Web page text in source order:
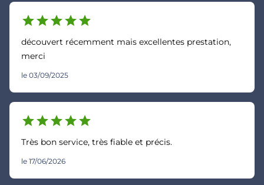
starstarstarstarstar
découvert récemment mais excellentes prestation,
merci
le 03/09/2025
starstarstarstarstar
Très bon service, très fiable et précis.
le 17/06/2026